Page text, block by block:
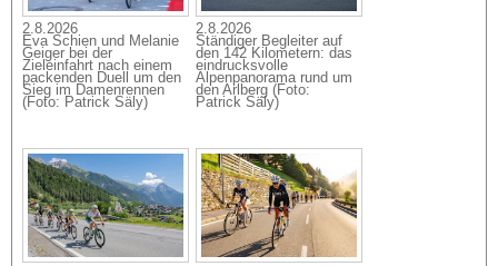
2.8.2026
Eva Schien und Melanie
Geiger bei der
Zieleinfahrt nach einem
packenden Duell um den
Sieg im Damenrennen
(Foto: Patrick Säly)
2.8.2026
Ständiger Begleiter auf
den 142 Kilometern: das
eindrucksvolle
Alpenpanorama rund um
den Arlberg (Foto:
Patrick Säly)